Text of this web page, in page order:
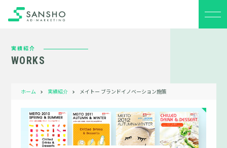
実績紹介
WORKS
ホーム 実績紹介 メイトー ブランドイノベーション施策